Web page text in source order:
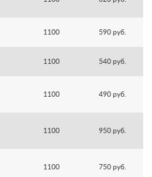
1100 590 руб.
1100 540 руб.
1100 490 руб.
1100 950 руб.
1100 750 руб.